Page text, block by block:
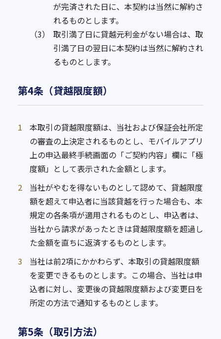
が完済された日に、本契約は当然に解約さ
れるものとします。
（3）
取引満了日に貸越元利金がない場合は、取
引満了日の翌日に本契約は当然に解約され
るものとします。
第4条（貸越限度額）
1
本取引の貸越限度額は、当社および保証会社所定
の審査の上決定されるものとし、モバイルアプリ
上の申込最終手続画面の「ご契約内容」欄に「極
度額」として表示された金額とします。
2
当社がやむを得ないものとして認めて、貸越限度
額を超えて申込者に当該貸越を行った場合も、本
規定の各条項が適用されるものとし、申込者は、
当社から請求があったときは貸越限度額を超過し
た金額を直ちに返済するものとします。
3
当社は前2項にかかわらず、本取引の貸越限度額
を変更できるものとします。この場合、当社は申
込者に対し、変更後の貸越限度額および変更日を
所定の方法で通知するものとします。
第5条（取引方法）